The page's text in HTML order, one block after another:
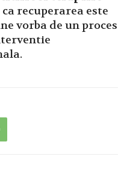
recuperarea este
vorba de un proces